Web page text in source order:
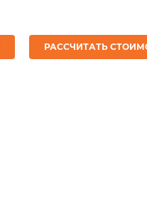
РАССЧИТАТЬ